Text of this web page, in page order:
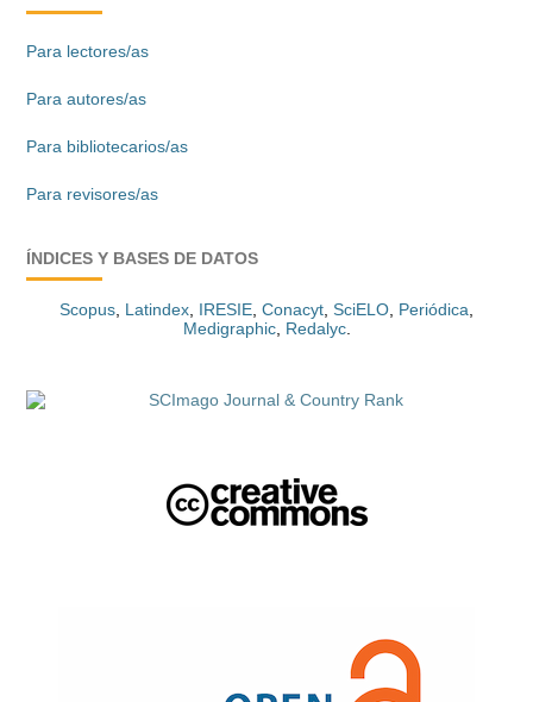
Para lectores/as
Para autores/as
Para bibliotecarios/as
Para revisores/as
ÍNDICES Y BASES DE DATOS
Scopus Latindex IRESIE Conacyt SciELO Periódica
Medigraphic, Redalyc.